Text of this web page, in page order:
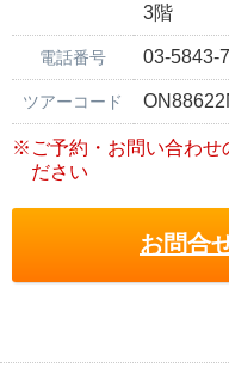
3階
電話番号 03-5843-
ツアーコード
※ご予約・お問い合わせ
ださい
お問合